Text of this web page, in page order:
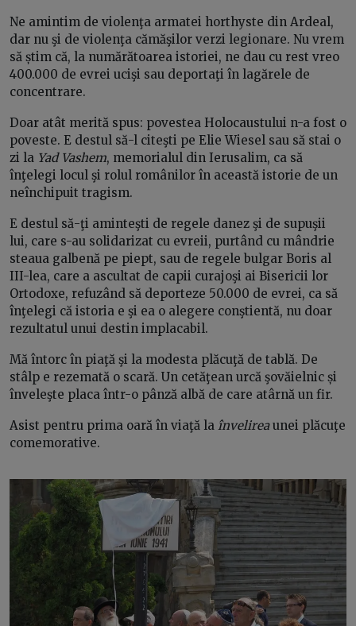
Ne amintim de violenţa armatei horthyste din Ardeal,
dar nu şi de violenţa cămăşilor verzi legionare. Nu vrem
să știm că, la numărătoarea istoriei, ne dau cu rest vreo
400.000 de evrei ucişi sau deportaţi în lagărele de
concentrare.
Doar atât merită spus: povestea Holocaustului n-a fost o
poveste. E destul să-l citeşti pe Elie Wiesel sau să stai o
zi la Yad Vashem, memorialul din Ierusalim, ca să
înţelegi locul şi rolul românilor în această istorie de un
neînchipuit tragism.
E destul să-ţi aminteşti de regele danez şi de supuşii
lui, care s-au solidarizat cu evreii, purtând cu mândrie
steaua galbenă pe piept, sau de regele bulgar Boris al
III-lea, care a ascultat de capii curajoşi ai Bisericii lor
Ortodoxe, refuzând să deporteze 50.000 de evrei, ca să
înţelegi că istoria e şi ea o alegere conştientă, nu doar
rezultatul unui destin implacabil.
Mă întorc în piaţă şi la modesta plăcuţă de tablă. De
stâlp e rezemată o scară. Un cetăţean urcă şovăielnic și
înveleşte placa într-o pânză albă de care atârnă un fir.
Asist pentru prima oară în viaţă la învelireaunei plăcuţe
comemorative.